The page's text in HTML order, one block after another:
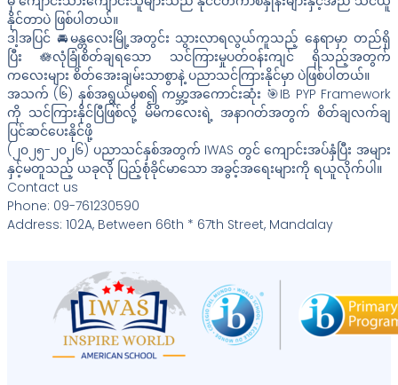
နိုင်တာပဲ ဖြစ်ပါတယ်။
ဒါ့အပြင် 🚘မန္တလေးမြို့အတွင်း သွားလာရလွယ်ကူသည့် နေရာမှာ တည်ရှိ
ပြီး 🪷လုံခြုံစိတ်ချရသော သင်ကြားမှုပတ်၀န်းကျင် ရှိသည့်အတွက်
ကလေးများ စိတ်အေးချမ်းသာစွာနဲ့ ပညာသင်ကြားနိုင်မှာ ပဲဖြစ်ပါတယ်။
အသက် (၆) နှစ်အရွယ်မှစ၍ ကမ္ဘာ့အကောင်းဆုံး 🎯IB PYP Framework
ကို သင်ကြားနိုင်ပြီဖြစ်လို့ မိမိကလေးရဲ့ အနာဂတ်အတွက် စိတ်ချလက်ချ
ပြင်ဆင်ပေးနိုင်ဖို့
(၂၀၂၅-၂၀၂၆) ပညာသင်နှစ်အတွက် IWAS တွင် ကျောင်းအပ်နှံပြီး အများ
နှင့်မတူသည့် ယခုလို ပြည့်စုံခိုင်မာသော အခွင့်အရေးများကို ရယူလိုက်ပါ။
Contact us
Phone: 09-761230590
Address: 102A, Between 66th * 67th Street, Mandalay